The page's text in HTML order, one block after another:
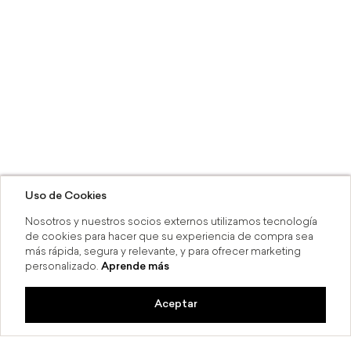
Uso de Cookies
Nosotros y nuestros socios externos utilizamos tecnología
de cookies para hacer que su experiencia de compra sea
más rápida, segura y relevante, y para ofrecer marketing
personalizado. Aprende más
Aceptar
Compra en línea y recoge en